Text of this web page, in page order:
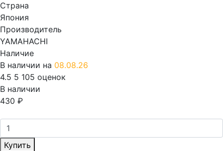
Страна
Япония
Производитель
YAMAHACHI
Наличие
В наличии на 08.08.26
4.5 5 105 оценок
В наличии
430 ₽
Купить